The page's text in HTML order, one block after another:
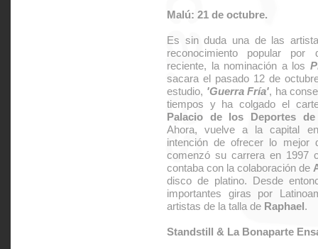
Malú: 21 de octubre.
Es sin duda una de las
reconocimiento popular
reciente, la nominación a los
sacara el pasado 12 de
estudio, 'Guerra Fría', ha
tiempos y ha colgado el
Palacio de los Deportes
Ahora, vuelve a la capital
intención de ofrecer lo
comenzó su carrera en 1997
contaba con la colaboración de
disco de platino. Desde
importantes giras por
artistas de la talla de Raphael.
Standstill & La Bonaparte